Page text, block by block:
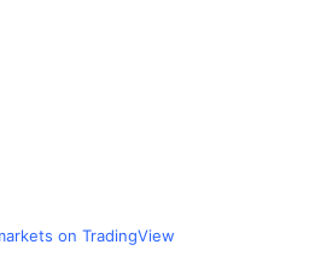
on TradingView